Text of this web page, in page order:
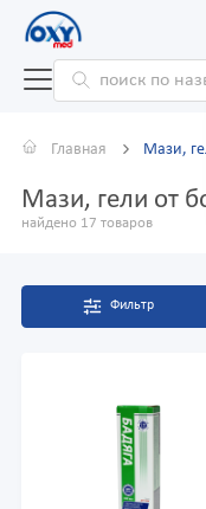
Главная Мази,
Мази, гели от
найдено 17 товаров
Фильтр